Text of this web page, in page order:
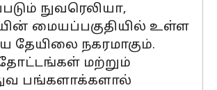
நுவரெலியா,
மையப்பகுதியில் உள்ள
தேயிலை நகரமாகும்.
மற்றும்
பங்களாக்களால்